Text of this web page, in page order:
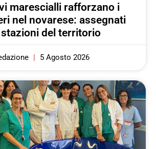
marescialli rafforzano i
nel novarese: assegnati
del territorio
5 Agosto 2026